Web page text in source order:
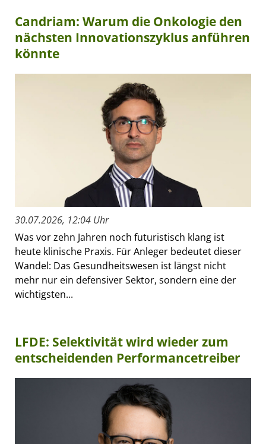
Candriam: Warum die Onkologie den
nächsten Innovationszyklus anführen
könnte
30.07.2026, 12:04 Uhr
Was vor zehn Jahren noch futuristisch klang ist
heute klinische Praxis. Für Anleger bedeutet dieser
Wandel: Das Gesundheitswesen ist längst nicht
mehr nur ein defensiver Sektor, sondern eine der
wichtigsten...
LFDE: Selektivität wird wieder zum
entscheidenden Performancetreiber